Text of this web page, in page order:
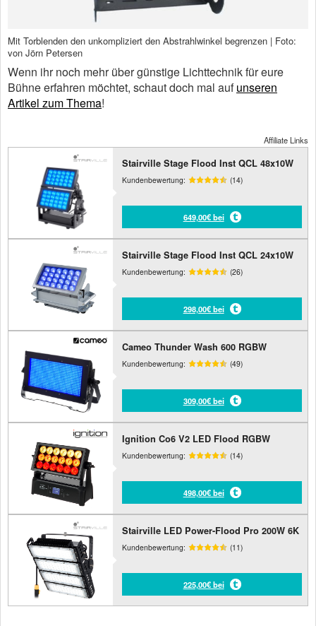
Mit Torblenden den unkompliziert den Abstrahlwinkel begrenzen | Foto:
von Jörn Petersen
Wenn ihr noch mehr über günstige Lichttechnik für eure
Bühne erfahren möchtet, schaut doch mal aufunseren
Artikel zum Thema!
Affiliate Links
Stairville Stage Flood Inst QCL 48x10W
Kundenbewertung: (14)
649,00€ bei
Stairville Stage Flood Inst QCL 24x10W
Kundenbewertung: (26)
298,00€ bei
Cameo Thunder Wash 600 RGBW
Kundenbewertung: (49)
309,00€ bei
Ignition Co6 V2 LED Flood RGBW
Kundenbewertung: (14)
498,00€ bei
Stairville LED Power-Flood Pro 200W 6K
Kundenbewertung: (11)
225,00€ bei